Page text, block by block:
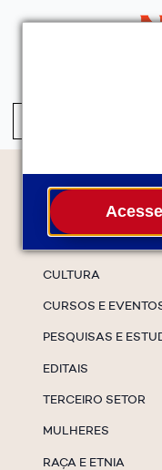
Temas
CULTURA
CURSOS E
PESQUISAS E
EDITAIS
TERCEIRO SETOR
MULHERES
RAÇA E ETNIA